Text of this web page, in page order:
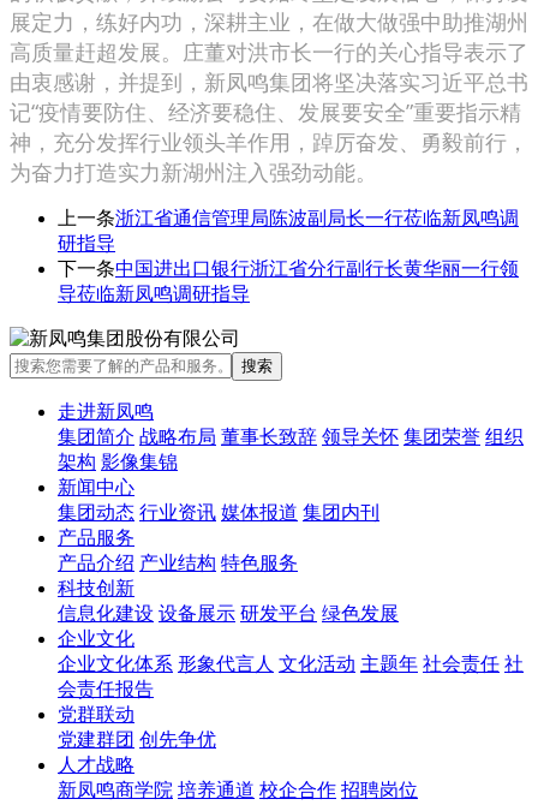
展定力，练好内功，深耕主业，在做大做强中助推湖州
高质量赶超发展。庄董对洪市长一行的关心指导表示了
由衷感谢，并提到，新凤鸣集团将坚决落实习近平总书
记“疫情要防住、经济要稳住、发展要安全”重要指示精
神，充分发挥行业领头羊作用，踔厉奋发、勇毅前行，
为奋力打造实力新湖州注入强劲动能。
上一条浙江省通信管理局陈波副局长一行莅临新凤鸣调
研指导
下一条中国进出口银行浙江省分行副行长黄华丽一行领
导莅临新凤鸣调研指导
走进新凤鸣
集团简介 战略布局 董事长致辞 领导关怀 集团荣誉 组织
架构 影像集锦
新闻中心
集团动态 行业资讯 媒体报道 集团内刊
产品服务
产品介绍 产业结构 特色服务
科技创新
信息化建设 设备展示 研发平台 绿色发展
企业文化
企业文化体系 形象代言人 文化活动 主题年 社会责任 社
会责任报告
党群联动
党建群团 创先争优
人才战略
新凤鸣商学院 培养通道 校企合作 招聘岗位